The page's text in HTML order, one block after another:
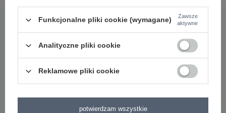
Najczęściej zadawane pytania
Bezpieczeństwo
Oryginalność
Oferta hurtowa
INFORMACJE
Funkcjonalne pliki cookie (wymagane)
Zawsze
aktywne
Analityczne pliki cookie
Reklamowe pliki cookie
potwierdzam wszystkie